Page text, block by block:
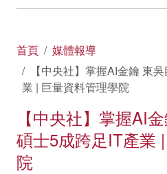
首頁
媒體報導
【中央社】掌握AI金鑰 東
業 | 巨量資料管理學院
【中央社】掌握AI
碩士5成跨足IT產業
院